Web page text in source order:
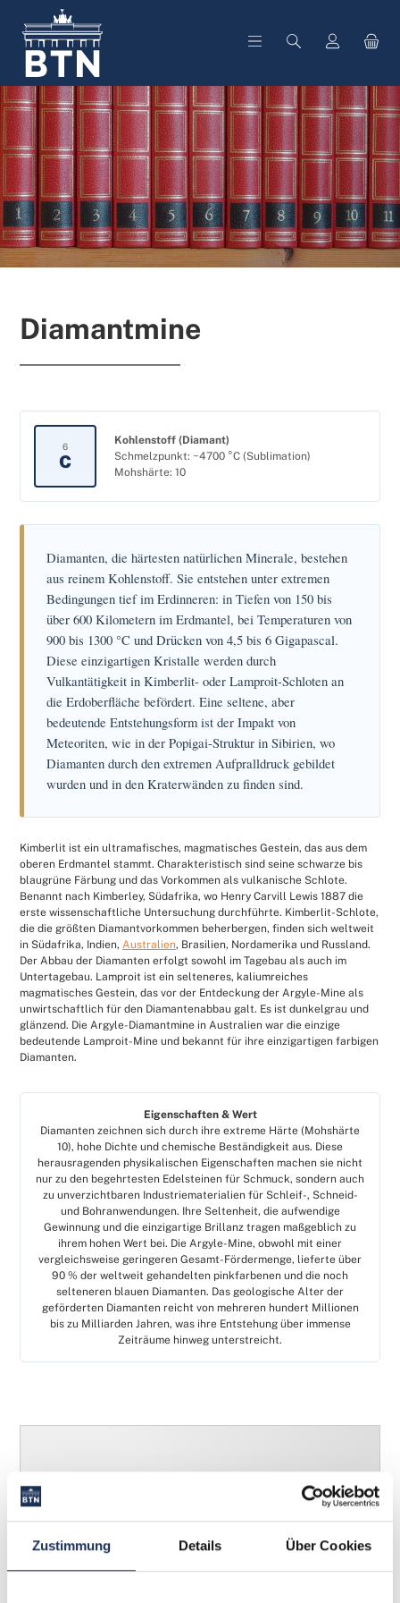
Zustimmung Details Über Cookies
springen
Diamantmine
6
C
Kohlenstoff (Diamant)
Schmelzpunkt: ~4700 °C (Sublimation)
Mohshärte: 10
Diamanten, die härtesten natürlichen Minerale, bestehen
aus reinem Kohlenstoff. Sie entstehen unter extremen
Bedingungen tief im Erdinneren: in Tiefen von 150 bis
über 600 Kilometern im Erdmantel, bei Temperaturen von
900 bis 1300 °C und Drücken von 4,5 bis 6 Gigapascal.
Diese einzigartigen Kristalle werden durch
Vulkantätigkeit in Kimberlit- oder Lamproit-Schloten an
die Erdoberfläche befördert. Eine seltene, aber
bedeutende Entstehungsform ist der Impakt von
Meteoriten, wie in der Popigai-Struktur in Sibirien, wo
Diamanten durch den extremen Aufpralldruck gebildet
wurden und in den Kraterwänden zu finden sind.
Kimberlit ist ein ultramafisches, magmatisches Gestein, das aus dem
oberen Erdmantel stammt. Charakteristisch sind seine schwarze bis
blaugrüne Färbung und das Vorkommen als vulkanische Schlote.
Benannt nach Kimberley, Südafrika, wo Henry Carvill Lewis 1887 die
erste wissenschaftliche Untersuchung durchführte. Kimberlit-Schlote,
die die größten Diamantvorkommen beherbergen, finden sich weltweit
in Südafrika, Indien, Australien, Brasilien, Nordamerika und Russland.
Der Abbau der Diamanten erfolgt sowohl im Tagebau als auch im
Untertagebau. Lamproit ist ein selteneres, kaliumreiches
magmatisches Gestein, das vor der Entdeckung der Argyle-Mine als
unwirtschaftlich für den Diamantenabbau galt. Es ist dunkelgrau und
glänzend. Die Argyle-Diamantmine in Australien war die einzige
bedeutende Lamproit-Mine und bekannt für ihre einzigartigen farbigen
Diamanten.
Eigenschaften & Wert
Diamanten zeichnen sich durch ihre extreme Härte (Mohshärte
10), hohe Dichte und chemische Beständigkeit aus. Diese
herausragenden physikalischen Eigenschaften machen sie nicht
nur zu den begehrtesten Edelsteinen für Schmuck, sondern auch
zu unverzichtbaren Industriematerialien für Schleif-, Schneid-
und Bohranwendungen. Ihre Seltenheit, die aufwendige
Gewinnung und die einzigartige Brillanz tragen maßgeblich zu
ihrem hohen Wert bei. Die Argyle-Mine, obwohl mit einer
vergleichsweise geringeren Gesamt-Fördermenge, lieferte über
90 % der weltweit gehandelten pinkfarbenen und die noch
selteneren blauen Diamanten. Das geologische Alter der
geförderten Diamanten reicht von mehreren hundert Millionen
bis zu Milliarden Jahren, was ihre Entstehung über immense
Zeiträume hinweg unterstreicht.